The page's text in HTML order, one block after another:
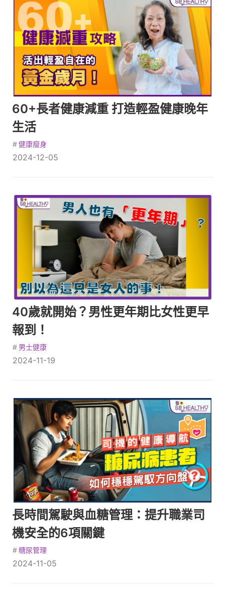
60+長者健康減重 打造輕盈健康晚年
生活
# 健康瘦身
2024-12-05
40歲就開始？男性更年期比女性更早
報到！
# 男士健康
2024-11-19
長時間駕駛與血糖管理：提升職業司
機安全的6項關鍵
# 糖尿管理
2024-11-05